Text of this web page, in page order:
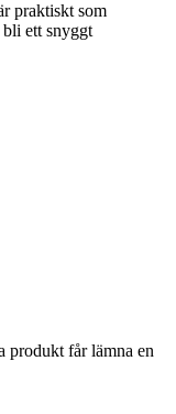
praktiskt som
ett snyggt
produkt får lämna en